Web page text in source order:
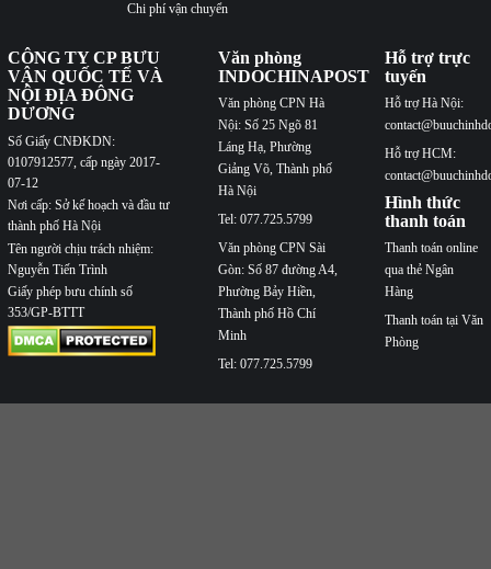
Chi phí vận chuyển
CÔNG TY CP BƯU
VẬN QUỐC TẾ VÀ
NỘI ĐỊA ĐÔNG
DƯƠNG
Số Giấy CNĐKDN:
0107912577, cấp ngày 2017-
07-12
Nơi cấp: Sở kế hoạch và đầu tư
thành phố Hà Nội
Tên người chịu trách nhiệm:
Nguyễn Tiến Trình
Giấy phép bưu chính số
353/GP-BTTT
Văn phòng
INDOCHINAPOST
Văn phòng CPN Hà
Nội: Số 25 Ngõ 81
Láng Hạ, Phường
Giảng Võ, Thành phố
Hà Nội
Tel: 077.725.5799
Văn phòng CPN Sài
Gòn: Số 87 đường A4,
Phường Bảy Hiền,
Thành phố Hồ Chí
Minh
Tel: 077.725.5799
Hỗ trợ trực
tuyến
Hỗ trợ Hà Nội:
Hỗ trợ HCM:
Hình thức
thanh toán
Thanh toán online
qua thẻ Ngân
Hàng
Thanh toán tại Văn
Phòng